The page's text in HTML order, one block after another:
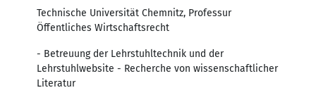
Technische Universität Chemnitz, Professur
Öffentliches Wirtschaftsrecht
- Betreuung der Lehrstuhltechnik und der
Lehrstuhlwebsite - Recherche von wissenschaftlicher
Literatur